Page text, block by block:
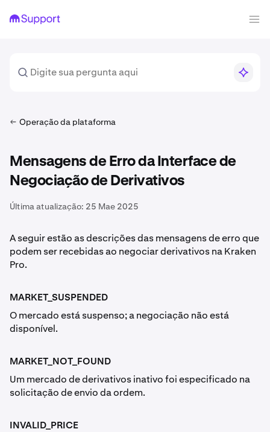
Operação da plataforma
Mensagens de Erro da Interface de
Negociação de Derivativos
Última atualização: 25 Mae 2025
A seguir estão as descrições das mensagens de erro que
podem ser recebidas ao negociar derivativos na Kraken
Pro.
MARKET_SUSPENDED
O mercado está suspenso; a negociação não está
disponível.
MARKET_NOT_FOUND
Um mercado de derivativos inativo foi especificado na
solicitação de envio da ordem.
INVALID_PRICE